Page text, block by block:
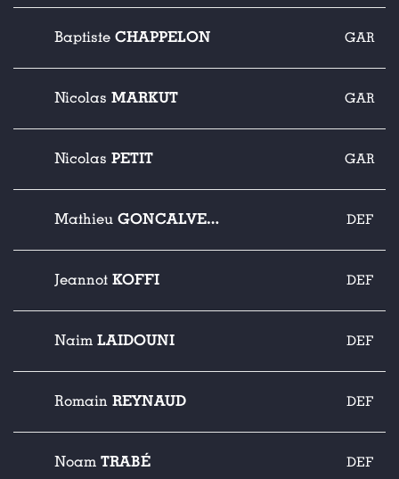
Baptiste CHAPPELON GAR
Nicolas MARKUT GAR
Nicolas PETIT GAR
Mathieu GONCALVES DIAS DEF
Jeannot KOFFI DEF
Naim LAIDOUNI DEF
Romain REYNAUD DEF
Noam TRABÉ DEF